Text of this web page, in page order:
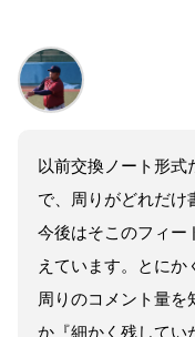
以前交換ノート形式
で、周りがどれだけ
今後はそこのフィー
えています。とにか
周りのコメント量を
か『細かく残してい